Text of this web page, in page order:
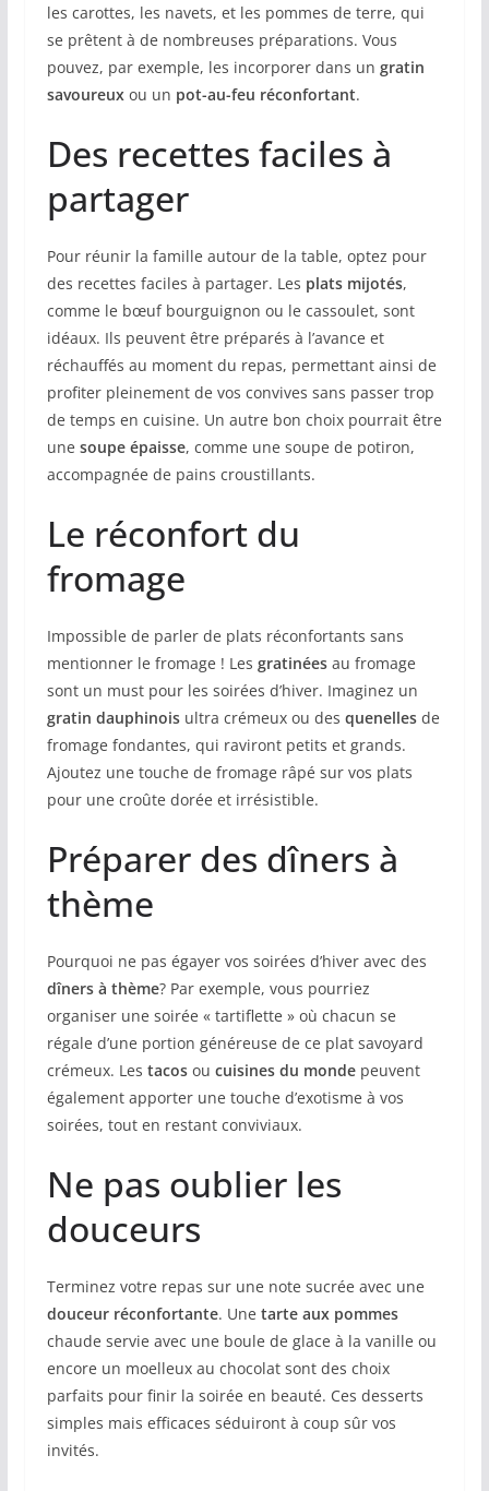
les carottes, les navets, et les pommes de terre, qui
se prêtent à de nombreuses préparations. Vous
pouvez, par exemple, les incorporer dans un gratin
savoureuxou un pot-au-feu réconfortant.
Des recettes faciles à
partager
Pour réunir la famille autour de la table, optez pour
des recettes faciles à partager. Les plats mijotés,
comme le bœuf bourguignon ou le cassoulet, sont
idéaux. Ils peuvent être préparés à l’avance et
réchauffés au moment du repas, permettant ainsi de
profiter pleinement de vos convives sans passer trop
de temps en cuisine. Un autre bon choix pourrait être
une soupe épaisse, comme une soupe de potiron,
accompagnée de pains croustillants.
Le réconfort du
fromage
Impossible de parler de plats réconfortants sans
mentionner le fromage ! Les gratinéesau fromage
sont un must pour les soirées d’hiver. Imaginez un
gratin dauphinoisultra crémeux ou des quenellesde
fromage fondantes, qui raviront petits et grands.
Ajoutez une touche de fromage râpé sur vos plats
pour une croûte dorée et irrésistible.
Préparer des dîners à
thème
Pourquoi ne pas égayer vos soirées d’hiver avec des
dîners à thème? Par exemple, vous pourriez
organiser une soirée « tartiflette » où chacun se
régale d’une portion généreuse de ce plat savoyard
crémeux. Les tacosou cuisines du mondepeuvent
également apporter une touche d’exotisme à vos
soirées, tout en restant conviviaux.
Ne pas oublier les
douceurs
Terminez votre repas sur une note sucrée avec une
douceur réconfortante. Une tarte aux pommes
chaude servie avec une boule de glace à la vanille ou
encore un moelleux au chocolat sont des choix
parfaits pour finir la soirée en beauté. Ces desserts
simples mais efficaces séduiront à coup sûr vos
invités.